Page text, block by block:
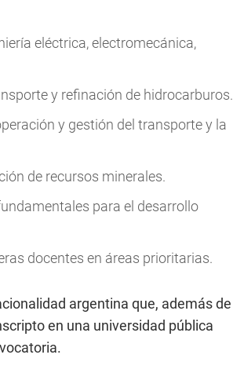
eléctrica, electromecánica,
y refinación de hidrocarburos.
y gestión del transporte y la
de recursos minerales.
para el desarrollo
docentes en áreas prioritarias.
argentina que, además de
en una universidad pública